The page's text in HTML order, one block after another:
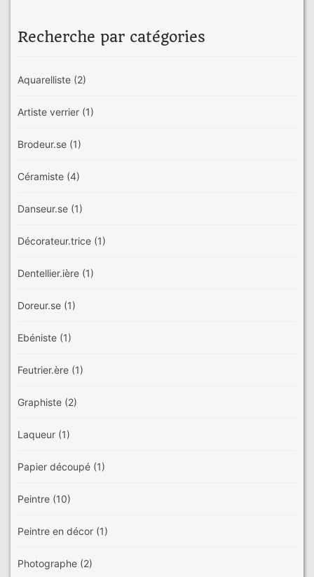
Recherche par catégories
Aquarelliste (2)
Artiste verrier (1)
Brodeur.se (1)
Céramiste (4)
Danseur.se (1)
Décorateur.trice (1)
Dentellier.ière (1)
Doreur.se (1)
Ebéniste (1)
Feutrier.ère (1)
Graphiste (2)
Laqueur (1)
Papier découpé (1)
Peintre (10)
Peintre en décor (1)
Photographe (2)